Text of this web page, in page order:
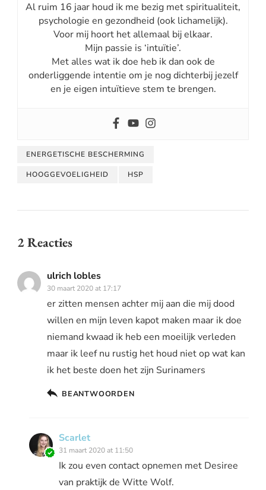
Al ruim 16 jaar houd ik me bezig met spiritualiteit,
psychologie en gezondheid (ook lichamelijk).
Voor mij hoort het allemaal bij elkaar.
Mijn passie is ‘intuïtie’.
Met alles wat ik doe heb ik dan ook de
onderliggende intentie om je nog dichterbij jezelf
en je eigen intuïtieve stem te brengen.
ENERGETISCHE BESCHERMING
HOOGGEVOELIGHEID HSP
2 Reacties
ulrich lobles
30 maart 2020 at 17:17
er zitten mensen achter mij aan die mij dood
willen en mijn leven kapot maken maar ik doe
niemand kwaad ik heb een moeilijk verleden
maar ik leef nu rustig het houd niet op wat kan
ik het beste doen het zijn Surinamers
BEANTWOORDEN
Scarlet
31 maart 2020 at 11:50
Ik zou even contact opnemen met Desiree
van praktijk de Witte Wolf.